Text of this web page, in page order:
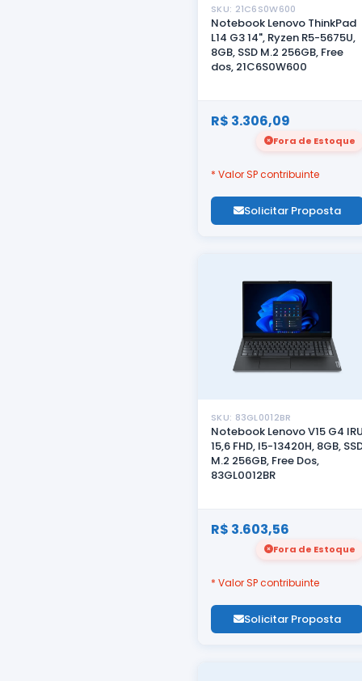
SKU: 21C6S0W600
Notebook Lenovo ThinkPad
L14 G3 14", Ryzen R5-5675U,
8GB, SSD M.2 256GB, Free
dos, 21C6S0W600
R$ 3.306,09
Fora de Estoque
* Valor SP contribuinte
Solicitar Proposta
SKU: 83GL0012BR
Notebook Lenovo V15 G4
15,6 FHD, I5-13420H, 8GB,
M.2 256GB, Free Dos,
83GL0012BR
R$ 3.603,56
Fora de Estoque
* Valor SP contribuinte
Solicitar Proposta